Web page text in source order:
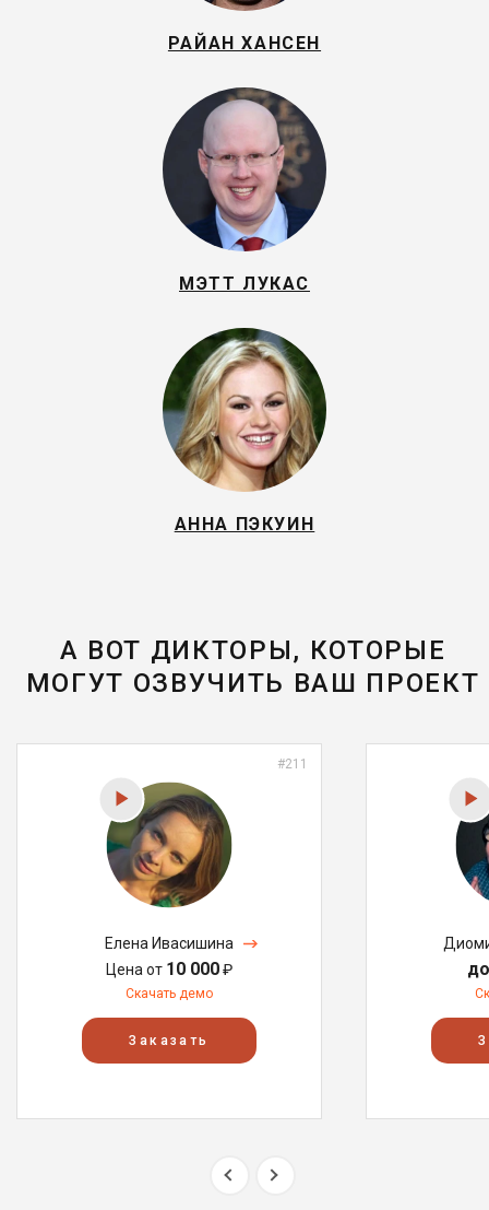
РАЙАН ХАНСЕН
МЭТТ ЛУКАС
АННА ПЭКУИН
А ВОТ ДИКТОРЫ, КОТОРЫЕ
МОГУТ ОЗВУЧИТЬ ВАШ ПРОЕКТ
#211
Елена Ивасишина
Цена от 10 000₽
Скачать демо
Заказать